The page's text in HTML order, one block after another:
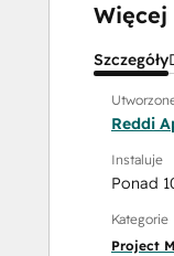
Szczegóły
Reddi
Instaluje
Ponad
Kategorie
Project